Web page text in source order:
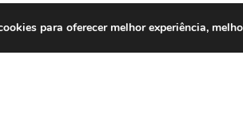
para oferecer melhor experiência,